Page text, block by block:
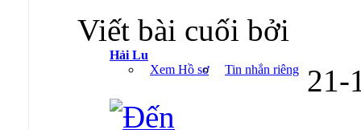
Viết bài cuối bởi
Hải Lu
Xem Hồ sơ
Tin nhắn riêng 21-